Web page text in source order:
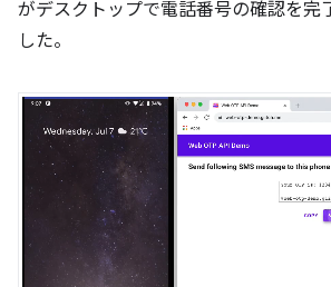
がデスクトップで電話番号の確認を完
した。